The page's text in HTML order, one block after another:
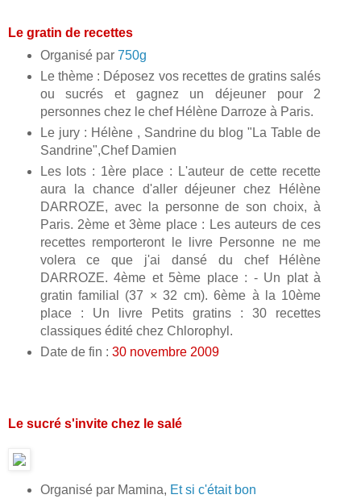
Le gratin de recettes
Organisé par 750g
Le thème : Déposez vos recettes de gratins salés
ou sucrés et gagnez un déjeuner pour 2
personnes chez le chef Hélène Darroze à Paris.
Le jury : Hélène , Sandrine du blog "La Table de
Sandrine",Chef Damien
Les lots : 1ère place : L'auteur de cette recette
aura la chance d'aller déjeuner chez Hélène
DARROZE, avec la personne de son choix, à
Paris. 2ème et 3ème place : Les auteurs de ces
recettes remporteront le livre Personne ne me
volera ce que j'ai dansé du chef Hélène
DARROZE. 4ème et 5ème place : - Un plat à
gratin familial (37 × 32 cm). 6ème à la 10ème
place : Un livre Petits gratins : 30 recettes
classiques édité chez Chlorophyl.
Date de fin : 30 novembre 2009
Le sucré s'invite chez le salé
Organisé par Mamina, Et si c'était bon